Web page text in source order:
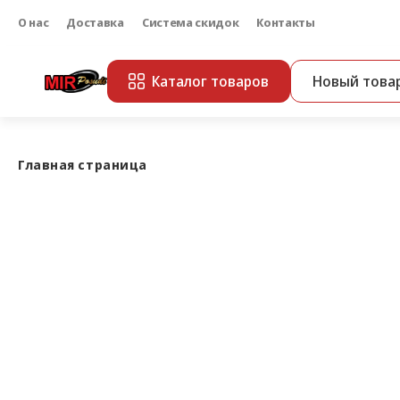
О нас Доставка Система скидок Контакты
Каталог товаров Новый
Главная страница